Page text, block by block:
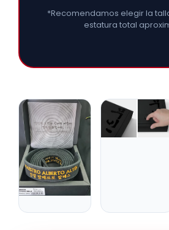
*Recomendamos elegir la
estatura total